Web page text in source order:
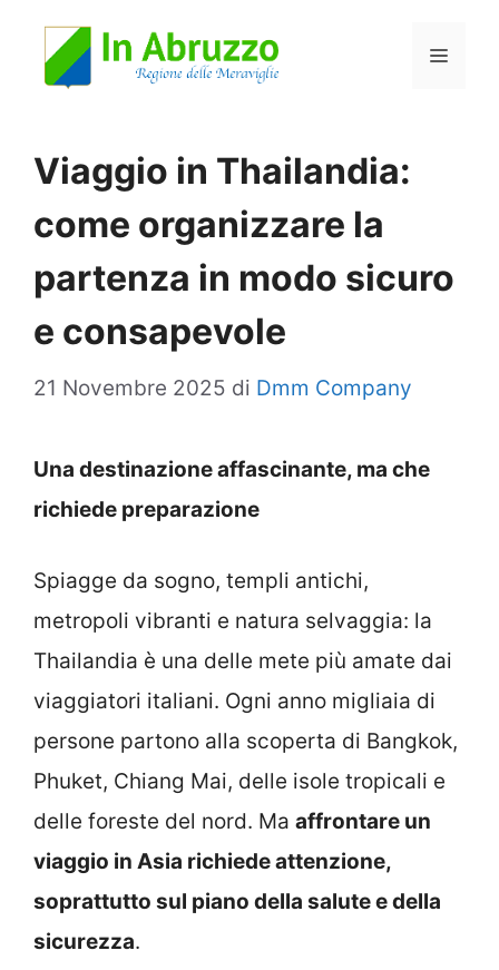
Menu
Viaggio in Thailandia:
come organizzare la
partenza in modo sicuro
e consapevole
21 Novembre 2025 di Dmm Company
Una destinazione affascinante, ma che
richiede preparazione
Spiagge da sogno, templi antichi,
metropoli vibranti e natura selvaggia: la
Thailandia è una delle mete più amate dai
viaggiatori italiani. Ogni anno migliaia di
persone partono alla scoperta di Bangkok,
Phuket, Chiang Mai, delle isole tropicali e
delle foreste del nord. Ma affrontare un
viaggio in Asia richiede attenzione,
soprattutto sul piano della salute e della
sicurezza.